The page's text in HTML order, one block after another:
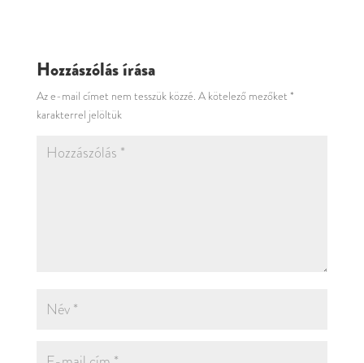
Hozzászólás írása
Az e-mail címet nem tesszük közzé. A kötelező mezőket *
karakterrel jelöltük